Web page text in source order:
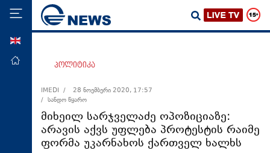
მთავარი
ეკონომიკა
მსოფლიო
ჯანდაცვა
პოლიტიკა
IMEDI /
28 ნოემბერი 2020, 17:57
/ სანდო წყარო
მიხეილ სარჯველაძე ოპოზიციაზე:
არავის აქვს უფლება პროტესტის რაიმე
ფორმა უკარნახოს ქართველ ხალხს